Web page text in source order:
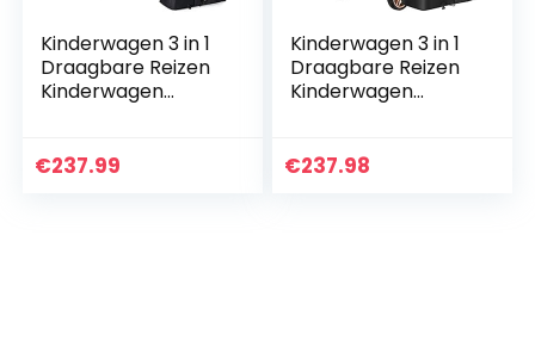
Kinderwagen 3 in 1
Draagbare Reizen
Kinderwagen
Aluminium Frame
€237.99
Kinderwagen 3 in 1
Draagbare Reizen
Kinderwagen
Aluminium Frame
€237.98